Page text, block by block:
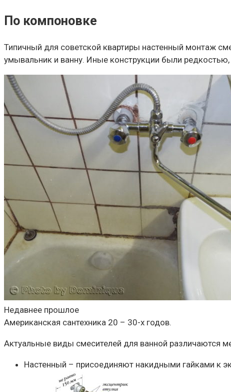
По компоновке
Типичный для советской квартиры настенный монтаж
умывальник и ванну. Иные конструкции были
Недавнее прошлое
Американская сантехника 20 – 30-х годов.
Актуальные виды смесителей для ванной различаются
Настенный – присоединяют накидными гайками к